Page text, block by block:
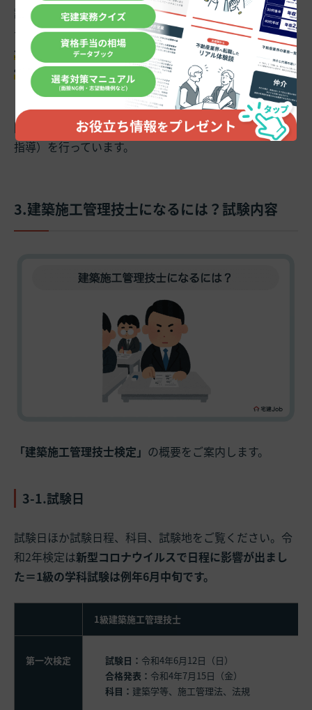
認しながら管理をします。工事現場は日常的に高所作業
や重機の使用、危険作業を行うため、事故が無いよう安
全注意事項の説明を行い、
現場見回りで安全設備の不
備・不安全行動のチェックを行います。
また、施工が開始されると基礎工事・内装工事など各専
門工事の進捗に従いそれらの管理（工程の順序や技術的
指導）を行っています。
3.建築施工管理技士になるには？試験内容
「建築施工管理技士検定」 の概要をご案内します。
3-1.試験日
試験日ほか試験日程、科目、試験地をご覧ください。令
和2年検定は新型コロナウイルスで日程に影響が出まし
た＝1級の学科試験は例年6月中旬です。
1級建築施工管理技士
第一次検定 試験日： 令和4年6月12日（日）
合格発表： 令和4年7月15日（金）
科目： 建築学等、施工管理法、法規